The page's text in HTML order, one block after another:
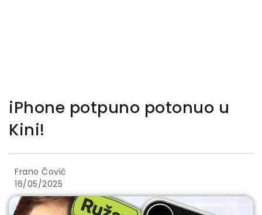
iPhone potpuno potonuo u
Kini!
Frano Čović
16/05/2025